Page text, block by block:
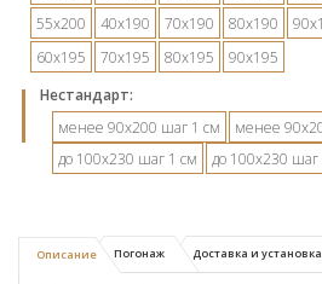
55х200
40х190 70х190 80х190
60х195
70х195 80х195
90х195
Hестандарт:
менее 90х200 шаг 1 см
менее
до 100х230 шаг 1 см
до 100х230 шаг
Описание Погонаж Доставка и установка